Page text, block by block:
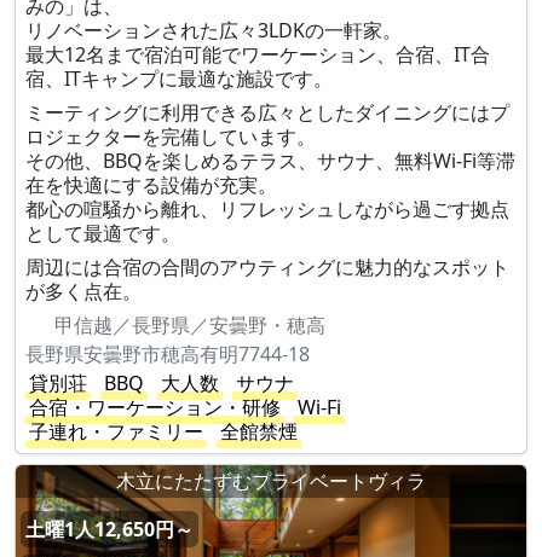
みの」は、
リノベーションされた広々3LDKの一軒家。
最大12名まで宿泊可能でワーケーション、合宿、IT合
宿、ITキャンプに最適な施設です。
ミーティングに利用できる広々としたダイニングにはプ
ロジェクターを完備しています。
その他、BBQを楽しめるテラス、サウナ、無料Wi-Fi等滞
在を快適にする設備が充実。
都心の喧騒から離れ、リフレッシュしながら過ごす拠点
として最適です。
周辺には合宿の合間のアウティングに魅力的なスポット
が多く点在。
甲信越／長野県／安曇野・穂高
長野県安曇野市穂高有明7744-18
貸別荘
BBQ 大人数
サウナ
合宿・ワーケーション・研修
Wi-Fi
子連れ・ファミリー
全館禁煙
木立にたたずむプライベートヴィラ
土曜1人12,650円～